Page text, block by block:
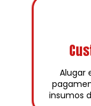
Alugar
insumos